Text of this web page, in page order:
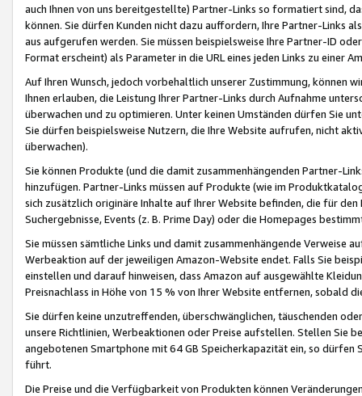
auch Ihnen von uns bereitgestellte) Partner-Links so formatiert sind,
können. Sie dürfen Kunden nicht dazu auffordern, Ihre Partner-Links
aus aufgerufen werden. Sie müssen beispielsweise Ihre Partner-ID
Format erscheint) als Parameter in die URL eines jeden Links zu einer
Auf Ihren Wunsch, jedoch vorbehaltlich unserer Zustimmung, können
Ihnen erlauben, die Leistung Ihrer Partner-Links durch Aufnahme
überwachen und zu optimieren. Unter keinen Umständen dürfen Sie
Sie dürfen beispielsweise Nutzern, die Ihre Website aufrufen, nicht
überwachen).
Sie können Produkte (und die damit zusammenhängenden Partner-
hinzufügen. Partner-Links müssen auf Produkte (wie im
sich zusätzlich originäre Inhalte auf Ihrer Website befinden, die für
Suchergebnisse, Events (z. B. Prime Day) oder die Homepages
Sie müssen sämtliche Links und damit zusammenhängende
Werbeaktion auf der jeweiligen Amazon-Website endet. Falls Sie
einstellen und darauf hinweisen, dass Amazon auf ausgewählte
Preisnachlass in Höhe von 15 % von Ihrer Website entfernen, sobald
Sie dürfen keine unzutreffenden, überschwänglichen, täuschenden
unsere Richtlinien, Werbeaktionen oder Preise aufstellen. Stellen Sie
angebotenen Smartphone mit 64 GB Speicherkapazität ein, so dürfen
führt.
Die Preise und die Verfügbarkeit von Produkten können